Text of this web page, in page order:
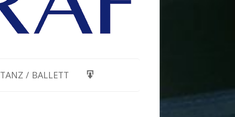
TANZ / BALLETT